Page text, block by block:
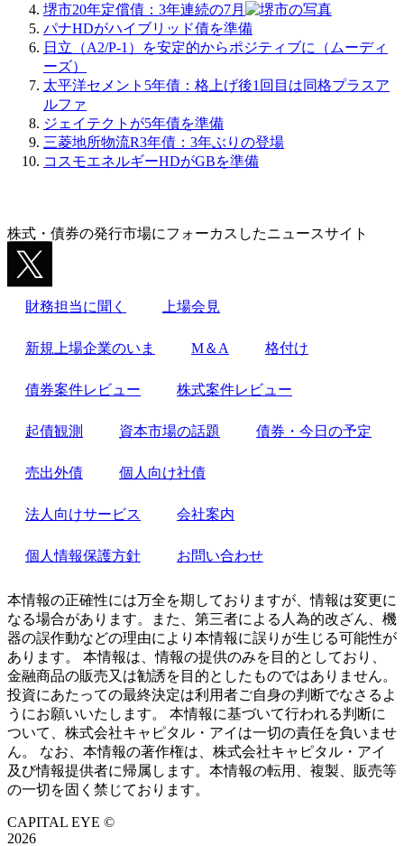
堺市20年定償債：3年連続の7月
パナHDがハイブリッド債を準備
日立（A2/P-1）を安定的からポジティブに（ムーディ
ーズ）
太平洋セメント5年債：格上げ後1回目は同格プラスア
ルファ
ジェイテクトが5年債を準備
三菱地所物流R3年債：3年ぶりの登場
コスモエネルギーHDがGBを準備
株式・債券の発行市場にフォーカスしたニュースサイト
財務担当に聞く 上場会見
新規上場企業のいま M＆A 格付け
債券案件レビュー 株式案件レビュー
起債観測 資本市場の話題 債券・今日の予定
売出外債 個人向け社債
法人向けサービス 会社案内
個人情報保護方針 お問い合わせ
本情報の正確性には万全を期しておりますが、情報は変更に
なる場合があります。また、第三者による人為的改ざん、機
器の誤作動などの理由により本情報に誤りが生じる可能性が
あります。 本情報は、情報の提供のみを目的としており、
金融商品の販売又は勧誘を目的としたものではありません。
投資にあたっての最終決定は利用者ご自身の判断でなさるよ
うにお願いいたします。 本情報に基づいて行われる判断に
ついて、株式会社キャピタル・アイは一切の責任を負いませ
ん。 なお、本情報の著作権は、株式会社キャピタル・アイ
及び情報提供者に帰属します。本情報の転用、複製、販売等
の一切を固く禁じております。
CAPITAL EYE ©
2026